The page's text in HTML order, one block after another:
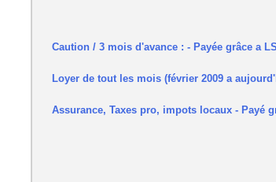
Caution / 3 mois d'avance : - Payée grâce a LS
Loyer de tout les mois (février 2009 a
Assurance, Taxes pro, impots locaux - Payé